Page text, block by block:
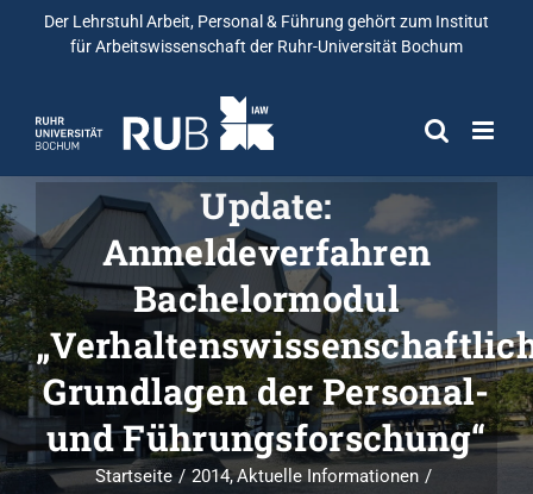
Der Lehrstuhl Arbeit, Personal & Führung gehört zum Institut
für Arbeitswissenschaft der Ruhr-Universität Bochum
Update:
Anmeldeverfahren
Bachelormodul
Grundlagen der Personal-
und Führungsforschung“
Startseite 2014 Aktuelle Informationen